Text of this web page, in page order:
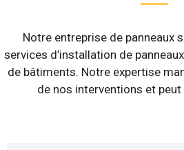
Notre entreprise de panneaux
services d’installation de
de bâtiments. Notre expertise
de nos interventions et